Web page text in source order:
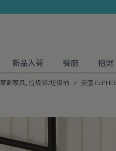
新品入荷 餐廚 招財
家飾家具, 垃圾袋/垃圾桶 美國